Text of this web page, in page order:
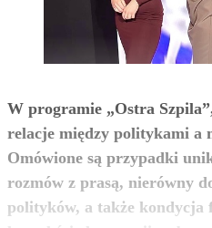
W programie „Ostra
relacje między politykami a
Omówione są przypadki
rozmów z prasą, nierówny
polityków, a także kondycja